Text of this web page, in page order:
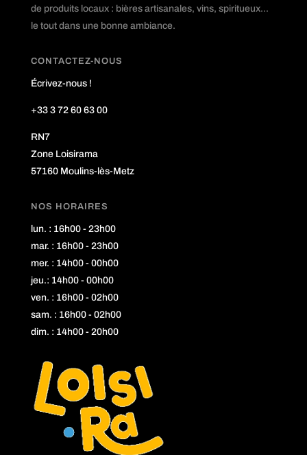
de produits locaux : bières artisanales, vins, spiritueux...
le tout dans une bonne ambiance.
CONTACTEZ-NOUS
Écrivez-nous !
+33 3 72 60 63 00
RN7
Zone Loisirama
57160 Moulins-lès-Metz
NOS HORAIRES
lun. : 16h00 - 23h00
mar. : 16h00 - 23h00
mer. : 14h00 - 00h00
jeu.: 14h00 - 00h00
ven. : 16h00 - 02h00
sam. : 16h00 - 02h00
dim. : 14h00 - 20h00